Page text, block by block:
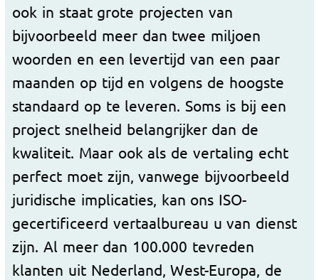
ook in staat grote projecten van
bijvoorbeeld meer dan twee miljoen
woorden en een levertijd van een paar
maanden op tijd en volgens de hoogste
standaard op te leveren. Soms is bij een
project snelheid belangrijker dan de
kwaliteit. Maar ook als de vertaling echt
perfect moet zijn, vanwege bijvoorbeeld
juridische implicaties, kan ons ISO-
gecertificeerd vertaalbureau u van dienst
zijn. Al meer dan 100.000 tevreden
klanten uit Nederland, West-Europa, de